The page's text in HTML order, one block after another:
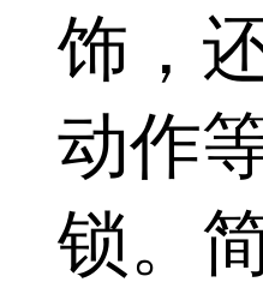
饰，
动作
锁。